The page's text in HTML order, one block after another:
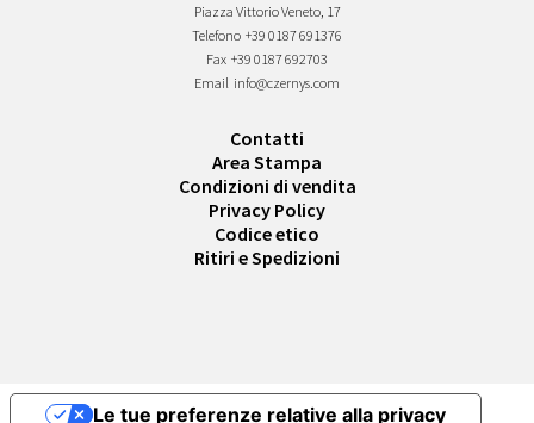
Piazza Vittorio Veneto, 17
Telefono +39 0187 691376
Fax +39 0187 692703
Email info@czernys.com
Contatti
Area Stampa
Condizioni di vendita
Privacy Policy
Codice etico
Ritiri e Spedizioni
Le tue preferenze relative alla privacy